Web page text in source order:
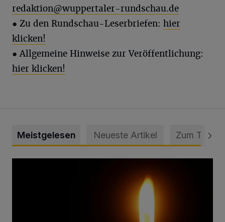
redaktion@wuppertaler-rundschau.de
● Zu den Rundschau-Leserbriefen: hier
klicken!
● Allgemeine Hinweise zur Veröffentlichung:
hier klicken!
Meistgelesen Neueste Artikel Zum Thema